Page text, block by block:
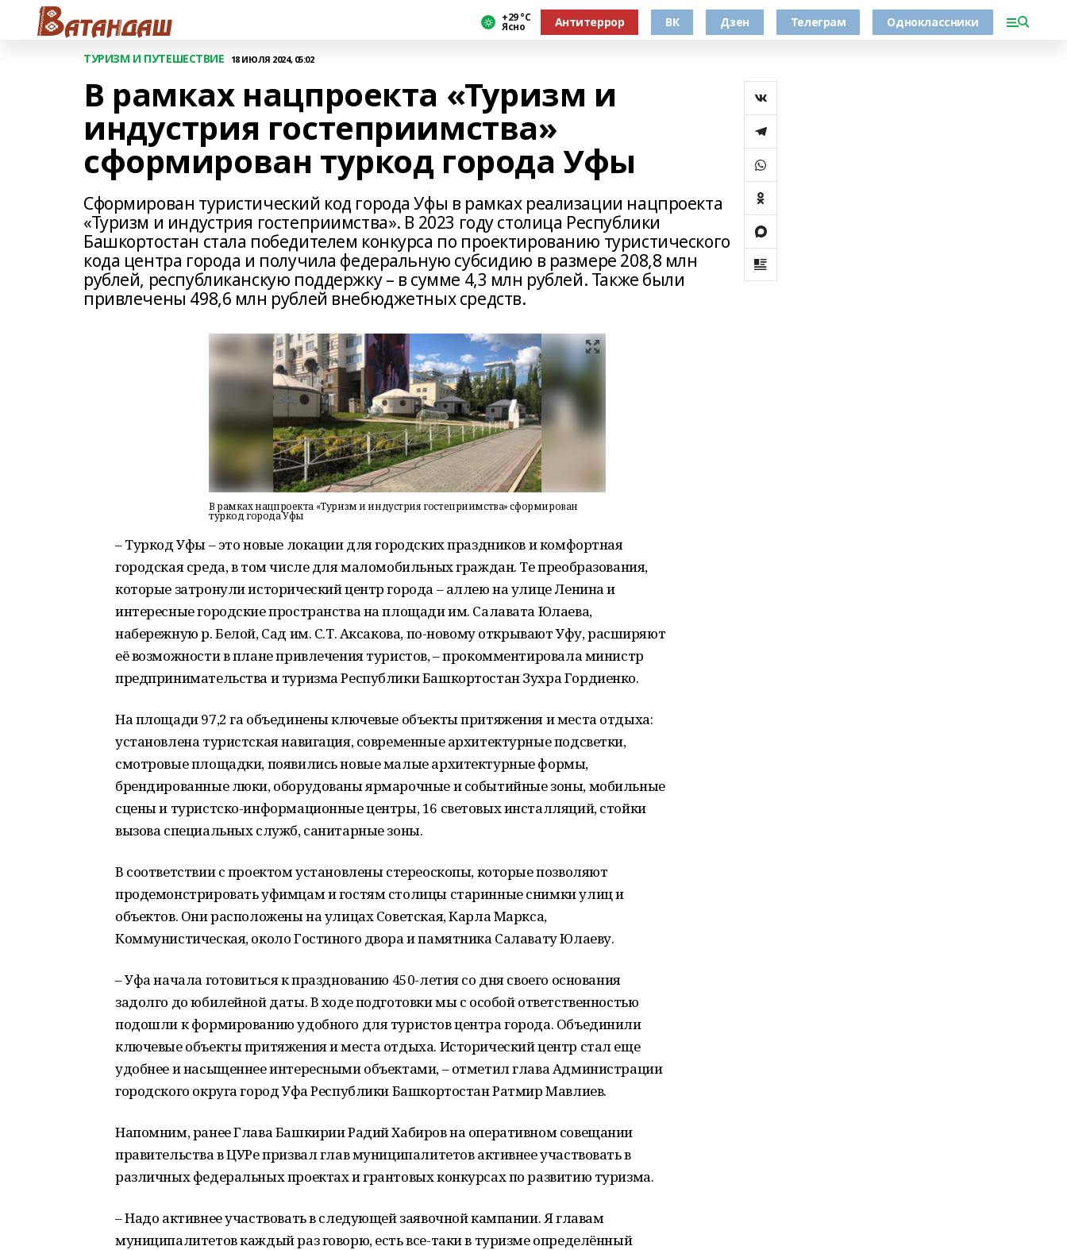
+29 °С
Ясно Антитеррор ВК Дзен Телеграм Одноклассники
ТУРИЗМ И ПУТЕШЕСТВИЕ 18 ИЮЛЯ 2024, 05:02
В рамках нацпроекта «Туризм и
индустрия гостеприимства»
сформирован туркод города Уфы
Сформирован туристический код города Уфы в рамках реализации нацпроекта
«Туризм и индустрия гостеприимства». В 2023 году столица Республики
Башкортостан стала победителем конкурса по проектированию туристического
кода центра города и получила федеральную субсидию в размере 208,8 млн
рублей, республиканскую поддержку – в сумме 4,3 млн рублей. Также были
привлечены 498,6 млн рублей внебюджетных средств.
В рамках нацпроекта «Туризм и индустрия гостеприимства» сформирован
туркод города Уфы
– Туркод Уфы – это новые локации для городских праздников и комфортная
городская среда, в том числе для маломобильных граждан. Те преобразования,
которые затронули исторический центр города – аллею на улице Ленина и
интересные городские пространства на площади им. Салавата Юлаева,
набережную р. Белой, Сад им. С.Т. Аксакова, по-новому открывают Уфу, расширяют
её возможности в плане привлечения туристов, – прокомментировала министр
предпринимательства и туризма Республики Башкортостан Зухра Гордиенко.
На площади 97,2 га объединены ключевые объекты притяжения и места отдыха:
установлена туристская навигация, современные архитектурные подсветки,
смотровые площадки, появились новые малые архитектурные формы,
брендированные люки, оборудованы ярмарочные и событийные зоны, мобильные
сцены и туристско-информационные центры, 16 световых инсталляций, стойки
вызова специальных служб, санитарные зоны.
В соответствии с проектом установлены стереоскопы, которые позволяют
продемонстрировать уфимцам и гостям столицы старинные снимки улиц и
объектов. Они расположены на улицах Советская, Карла Маркса,
Коммунистическая, около Гостиного двора и памятника Салавату Юлаеву.
– Уфа начала готовиться к празднованию 450-летия со дня своего основания
задолго до юбилейной даты. В ходе подготовки мы с особой ответственностью
подошли к формированию удобного для туристов центра города. Объединили
ключевые объекты притяжения и места отдыха. Исторический центр стал еще
удобнее и насыщеннее интересными объектами, – отметил глава Администрации
городского округа город Уфа Республики Башкортостан Ратмир Мавлиев.
Напомним, ранее Глава Башкирии Радий Хабиров на оперативном совещании
правительства в ЦУРе призвал глав муниципалитетов активнее участвовать в
различных федеральных проектах и грантовых конкурсах по развитию туризма.
– Надо активнее участвовать в следующей заявочной кампании. Я главам
муниципалитетов каждый раз говорю, есть все-таки в туризме определённый